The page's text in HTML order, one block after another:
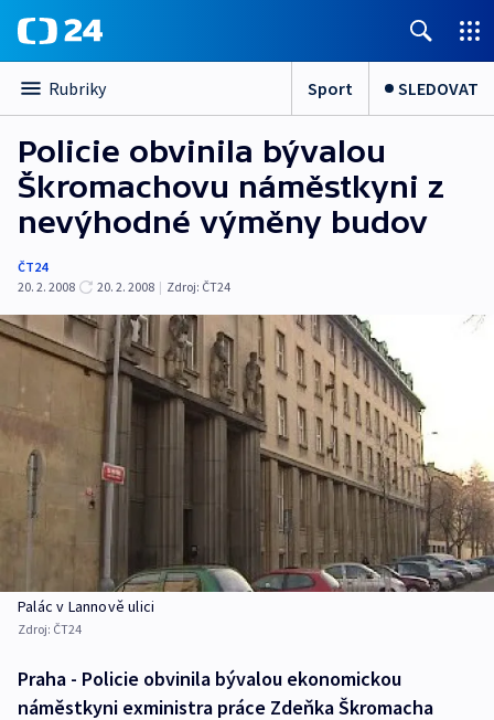
Rubriky Sport SLEDOVAT
Policie obvinila bývalou
Škromachovu náměstkyni z
nevýhodné výměny budov
ČT24
20. 2. 2008
20. 2. 2008 | Zdroj: ČT24
Palác v Lannově ulici
Zdroj: ČT24
Praha - Policie obvinila bývalou ekonomickou
náměstkyni exministra práce Zdeňka Škromacha